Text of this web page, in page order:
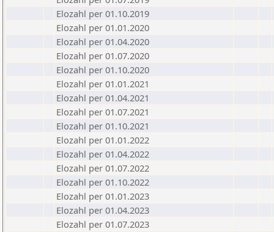
Elozahl per 01.10.2019
Elozahl per 01.01.2020
Elozahl per 01.04.2020
Elozahl per 01.07.2020
Elozahl per 01.10.2020
Elozahl per 01.01.2021
Elozahl per 01.04.2021
Elozahl per 01.07.2021
Elozahl per 01.10.2021
Elozahl per 01.01.2022
Elozahl per 01.04.2022
Elozahl per 01.07.2022
Elozahl per 01.10.2022
Elozahl per 01.01.2023
Elozahl per 01.04.2023
Elozahl per 01.07.2023